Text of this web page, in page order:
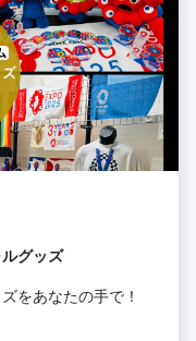
グッズ
をあなたの手で！